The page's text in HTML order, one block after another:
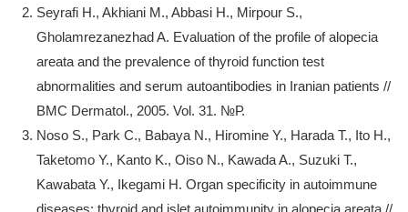
Seyrafi H., Akhiani M., Abbasi H., Mirpour S.,
Gholamrezanezhad A. Evaluation of the profile of alopecia
areata and the prevalence of thyroid function test
abnormalities and serum autoantibodies in Iranian patients //
BMC Dermatol., 2005. Vol. 31. №Р.
Noso S., Park C., Babaya N., Hiromine Y., Harada T., Ito H.,
Taketomo Y., Kanto K., Oiso N., Kawada A., Suzuki T.,
Kawabata Y., Ikegami H. Organ specificity in autoimmune
diseases: thyroid and islet autoimmunity in alopecia areata //